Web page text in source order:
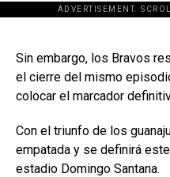
ADVERTISEMENT.
[adsforwp
Sin embargo, los Bravos
el cierre del mismo
colocar el marcador
Con el triunfo de los
empatada y se definirá este
estadio Domingo Santana.